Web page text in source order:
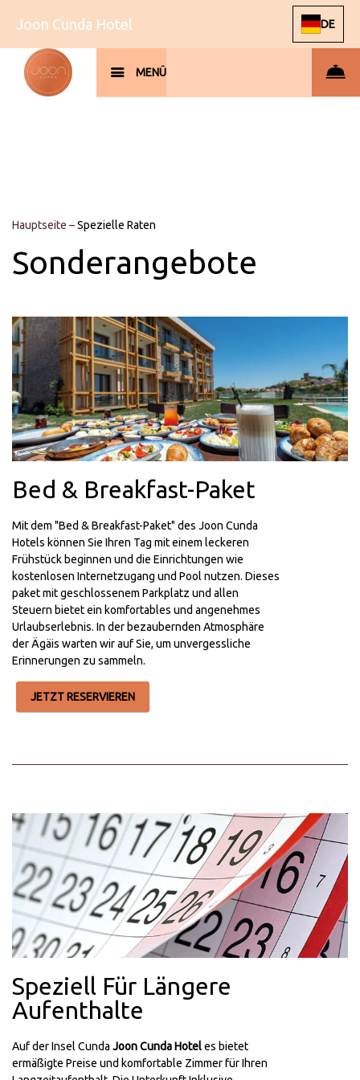
Joon Cunda Hotel DE
MENÜ
Hauptseite –Spezielle Raten
Sonderangebote
Bed & Breakfast-Paket
Mit dem "Bed & Breakfast-Paket" des Joon Cunda
Hotels können Sie Ihren Tag mit einem leckeren
Frühstück beginnen und die Einrichtungen wie
kostenlosen Internetzugang und Pool nutzen. Dieses
paket mit geschlossenem Parkplatz und allen
Steuern bietet ein komfortables und angenehmes
Urlaubserlebnis. In der bezaubernden Atmosphäre
der Ägäis warten wir auf Sie, um unvergessliche
Erinnerungen zu sammeln.
JETZT RESERVIEREN
Speziell Für Längere
Aufenthalte
Auf der Insel Cunda Joon Cunda Hoteles bietet
ermäßigte Preise und komfortable Zimmer für Ihren